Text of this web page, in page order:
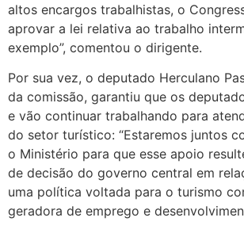
altos encargos trabalhistas, o
aprovar a lei relativa ao trabalho
exemplo”, comentou o dirigente.
Por sua vez, o deputado Herculano
da comissão, garantiu que os
e vão continuar trabalhando para
do setor turístico: “Estaremos juntos
o Ministério para que esse apoio
de decisão do governo central em
uma política voltada para o turismo
geradora de emprego e